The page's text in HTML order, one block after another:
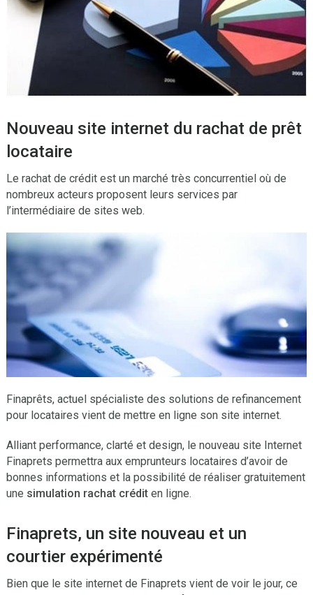
Nouveau site internet du rachat de prêt
locataire
Le rachat de crédit est un marché très concurrentiel où de
nombreux acteurs proposent leurs services par
l’intermédiaire de sites web.
Finaprêts, actuel spécialiste des solutions de refinancement
pour locataires vient de mettre en ligne son site internet.
Alliant performance, clarté et design, le nouveau site Internet
Finaprets permettra aux emprunteurs locataires d’avoir de
bonnes informations et la possibilité de réaliser gratuitement
une simulation rachat créditen ligne.
Finaprets, un site nouveau et un
courtier expérimenté
Bien que le site internet de Finaprets vient de voir le jour, ce